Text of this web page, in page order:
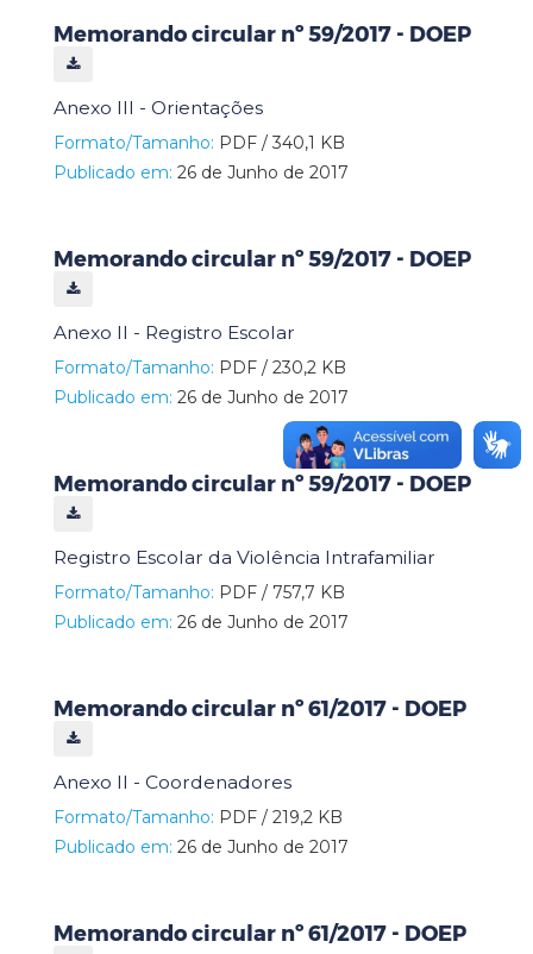
Memorando circular nº 59/2017 - DOEP
Anexo III - Orientações
Formato/Tamanho: PDF / 340,1 KB
Publicado em: 26 de Junho de 2017
Memorando circular nº 59/2017 - DOEP
Anexo II - Registro Escolar
Formato/Tamanho: PDF / 230,2 KB
Publicado em: 26 de Junho de 2017
Memorando circular nº 59/2017 - DOEP
Registro Escolar da Violência Intrafamiliar
Formato/Tamanho: PDF / 757,7 KB
Publicado em: 26 de Junho de 2017
Memorando circular nº 61/2017 - DOEP
Anexo II - Coordenadores
Formato/Tamanho: PDF / 219,2 KB
Publicado em: 26 de Junho de 2017
Memorando circular nº 61/2017 - DOEP